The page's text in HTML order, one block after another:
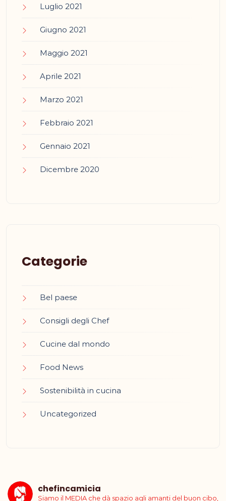
Luglio 2021
Giugno 2021
Maggio 2021
Aprile 2021
Marzo 2021
Febbraio 2021
Gennaio 2021
Dicembre 2020
Categorie
Bel paese
Consigli degli Chef
Cucine dal mondo
Food News
Sostenibilità in cucina
Uncategorized
chefincamicia
Siamo il MEDIA che dà spazio agli amanti del buon cibo,